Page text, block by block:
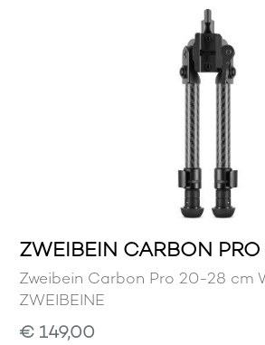
ZWEIBEIN CARBON
Zweibein Carbon Pro 20-28 cm
ZWEIBEINE
€ 149,00